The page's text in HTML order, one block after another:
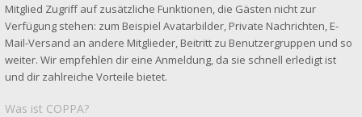
Mitglied Zugriff auf zusätzliche Funktionen, die Gästen nicht zur
Verfügung stehen: zum Beispiel Avatarbilder, Private Nachrichten, E-
Mail-Versand an andere Mitglieder, Beitritt zu Benutzergruppen und so
weiter. Wir empfehlen dir eine Anmeldung, da sie schnell erledigt ist
und dir zahlreiche Vorteile bietet.
Was ist COPPA?